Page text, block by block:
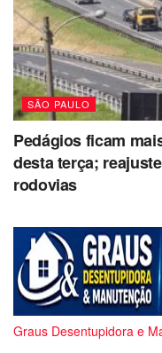
SÃO PAULO
Pedágios ficam
desta terça;
rodovias
Graus Desentupidora e